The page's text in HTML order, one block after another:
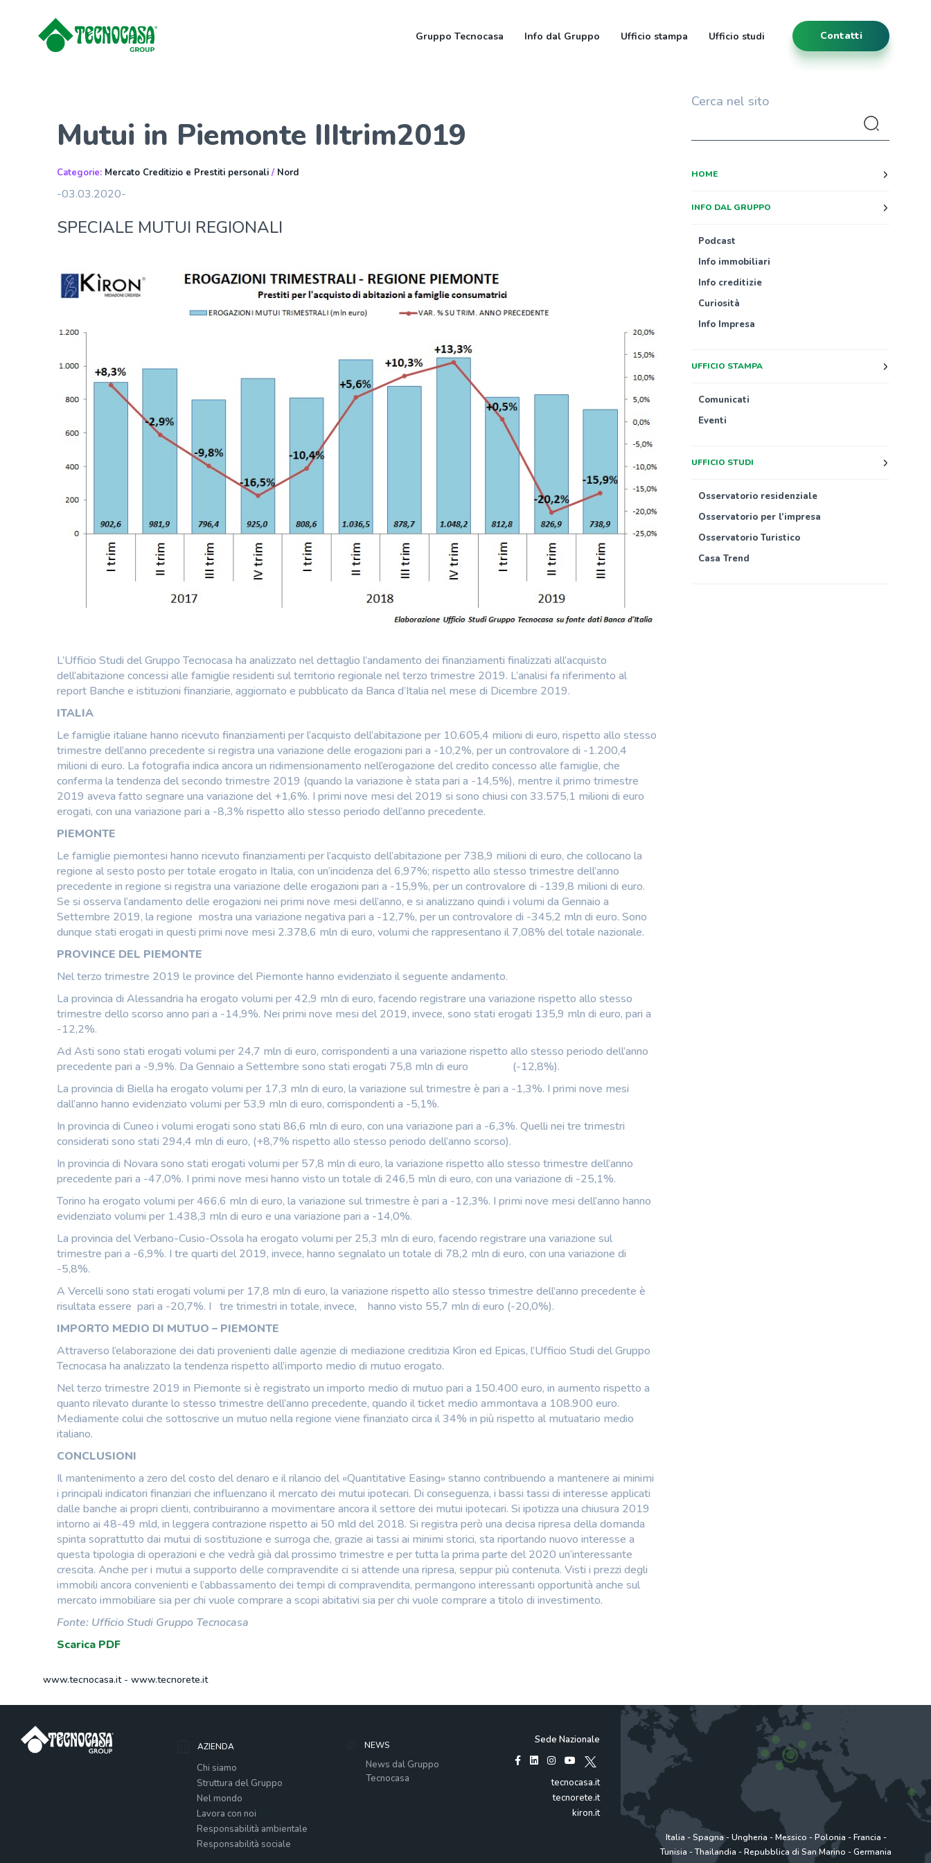
Contatti
Gruppo Tecnocasa Info dal Gruppo Ufficio stampa Ufficio studi
Mutui in Piemonte IIItrim2019
Categorie: Mercato Creditizio e Prestiti personali / Nord
-03.03.2020-
SPECIALE MUTUI REGIONALI
L’Ufficio Studi del Gruppo Tecnocasa ha analizzato nel dettaglio l’andamento dei finanziamenti finalizzati all’acquisto
dell’abitazione concessi alle famiglie residenti sul territorio regionale nel terzo trimestre 2019. L’analisi fa riferimento al
report Banche e istituzioni finanziarie, aggiornato e pubblicato da Banca d’Italia nel mese di Dicembre 2019.
ITALIA
Le famiglie italiane hanno ricevuto finanziamenti per l’acquisto dell’abitazione per 10.605,4 milioni di euro, rispetto allo stesso
trimestre dell’anno precedente si registra una variazione delle erogazioni pari a -10,2%, per un controvalore di -1.200,4
milioni di euro. La fotografia indica ancora un ridimensionamento nell’erogazione del credito concesso alle famiglie, che
conferma la tendenza del secondo trimestre 2019 (quando la variazione è stata pari a -14,5%), mentre il primo trimestre
2019 aveva fatto segnare una variazione del +1,6%. I primi nove mesi del 2019 si sono chiusi con 33.575,1 milioni di euro
erogati, con una variazione pari a -8,3% rispetto allo stesso periodo dell’anno precedente.
PIEMONTE
Le famiglie piemontesi hanno ricevuto finanziamenti per l’acquisto dell’abitazione per 738,9 milioni di euro, che collocano la
regione al sesto posto per totale erogato in Italia, con un’incidenza del 6,97%; rispetto allo stesso trimestre dell’anno
precedente in regione si registra una variazione delle erogazioni pari a -15,9%, per un controvalore di -139,8 milioni di euro.
Se si osserva l’andamento delle erogazioni nei primi nove mesi dell’anno, e si analizzano quindi i volumi da Gennaio a
Settembre 2019, la regione mostra una variazione negativa pari a -12,7%, per un controvalore di -345,2 mln di euro. Sono
dunque stati erogati in questi primi nove mesi 2.378,6 mln di euro, volumi che rappresentano il 7,08% del totale nazionale.
PROVINCE DEL PIEMONTE
Nel terzo trimestre 2019 le province del Piemonte hanno evidenziato il seguente andamento.
La provincia di Alessandria ha erogato volumi per 42,9 mln di euro, facendo registrare una variazione rispetto allo stesso
trimestre dello scorso anno pari a -14,9%. Nei primi nove mesi del 2019, invece, sono stati erogati 135,9 mln di euro, pari a
-12,2%.
Ad Asti sono stati erogati volumi per 24,7 mln di euro, corrispondenti a una variazione rispetto allo stesso periodo dell’anno
precedente pari a -9,9%. Da Gennaio a Settembre sono stati erogati 75,8 mln di euro (-12,8%).
La provincia di Biella ha erogato volumi per 17,3 mln di euro, la variazione sul trimestre è pari a -1,3%. I primi nove mesi
dall’anno hanno evidenziato volumi per 53,9 mln di euro, corrispondenti a -5,1%.
In provincia di Cuneo i volumi erogati sono stati 86,6 mln di euro, con una variazione pari a -6,3%. Quelli nei tre trimestri
considerati sono stati 294,4 mln di euro, (+8,7% rispetto allo stesso periodo dell’anno scorso).
In provincia di Novara sono stati erogati volumi per 57,8 mln di euro, la variazione rispetto allo stesso trimestre dell’anno
precedente pari a -47,0%. I primi nove mesi hanno visto un totale di 246,5 mln di euro, con una variazione di -25,1%.
Torino ha erogato volumi per 466,6 mln di euro, la variazione sul trimestre è pari a -12,3%. I primi nove mesi dell’anno hanno
evidenziato volumi per 1.438,3 mln di euro e una variazione pari a -14,0%.
La provincia del Verbano-Cusio-Ossola ha erogato volumi per 25,3 mln di euro, facendo registrare una variazione sul
trimestre pari a -6,9%. I tre quarti del 2019, invece, hanno segnalato un totale di 78,2 mln di euro, con una variazione di
-5,8%.
A Vercelli sono stati erogati volumi per 17,8 mln di euro, la variazione rispetto allo stesso trimestre dell’anno precedente è
risultata essere pari a -20,7%. I tre trimestri in totale, invece, hanno visto 55,7 mln di euro (-20,0%).
IMPORTO MEDIO DI MUTUO – PIEMONTE
Attraverso l’elaborazione dei dati provenienti dalle agenzie di mediazione creditizia Kìron ed Epicas, l’Ufficio Studi del Gruppo
Tecnocasa ha analizzato la tendenza rispetto all’importo medio di mutuo erogato.
Nel terzo trimestre 2019 in Piemonte si è registrato un importo medio di mutuo pari a 150.400 euro, in aumento rispetto a
quanto rilevato durante lo stesso trimestre dell’anno precedente, quando il ticket medio ammontava a 108.900 euro.
Mediamente colui che sottoscrive un mutuo nella regione viene finanziato circa il 34% in più rispetto al mutuatario medio
italiano.
CONCLUSIONI
Il mantenimento a zero del costo del denaro e il rilancio del «Quantitative Easing» stanno contribuendo a mantenere ai minimi
i principali indicatori finanziari che influenzano il mercato dei mutui ipotecari. Di conseguenza, i bassi tassi di interesse applicati
dalle banche ai propri clienti, contribuiranno a movimentare ancora il settore dei mutui ipotecari. Si ipotizza una chiusura 2019
intorno ai 48-49 mld, in leggera contrazione rispetto ai 50 mld del 2018. Si registra però una decisa ripresa della domanda
spinta soprattutto dai mutui di sostituzione e surroga che, grazie ai tassi ai minimi storici, sta riportando nuovo interesse a
questa tipologia di operazioni e che vedrà già dal prossimo trimestre e per tutta la prima parte del 2020 un’interessante
crescita. Anche per i mutui a supporto delle compravendite ci si attende una ripresa, seppur più contenuta. Visti i prezzi degli
immobili ancora convenienti e l’abbassamento dei tempi di compravendita, permangono interessanti opportunità anche sul
mercato immobiliare sia per chi vuole comprare a scopi abitativi sia per chi vuole comprare a titolo di investimento.
Fonte: Ufficio Studi Gruppo Tecnocasa
Scarica PDF
Cerca nel sito
HOME
INFO DAL GRUPPO
Podcast
Info immobiliari
Info creditizie
Curiosità
Info Impresa
UFFICIO STAMPA
Comunicati
Eventi
UFFICIO STUDI
Osservatorio residenziale
Osservatorio per l’impresa
Osservatorio Turistico
Casa Trend
www.tecnocasa.it- www.tecnorete.it
AZIENDA
Chi siamo
Struttura del Gruppo
Nel mondo
Lavora con noi
Responsabilità ambientale
Responsabilità sociale
NEWS
News dal Gruppo
Tecnocasa
Sede Nazionale
tecnocasa.it
tecnorete.it
kiron.it
Italia -Spagna-Ungheria -Messico -Polonia -Francia -
Tunisia -Thailandia -Repubblica di San Marino -Germania